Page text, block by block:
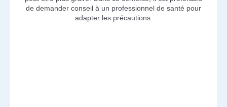
de demander conseil à un professionnel de santé pour
adapter les précautions.